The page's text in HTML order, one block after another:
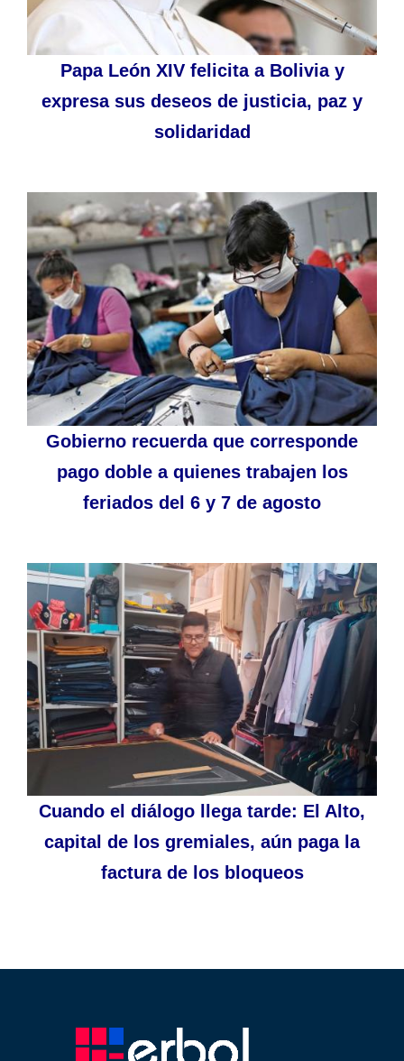
Papa León XIV felicita a Bolivia y
expresa sus deseos de justicia, paz y
solidaridad
Gobierno recuerda que corresponde
pago doble a quienes trabajen los
feriados del 6 y 7 de agosto
Cuando el diálogo llega tarde: El Alto,
capital de los gremiales, aún paga la
factura de los bloqueos